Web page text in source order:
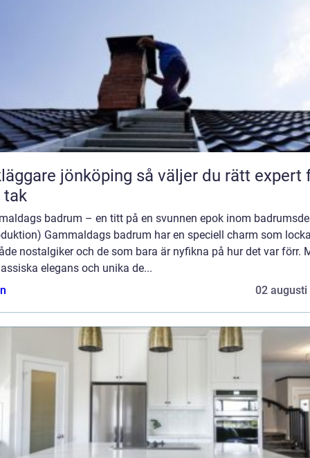
jönköping så väljer du rätt expert för
badrum – en titt på en svunnen epok inom
Gammaldags badrum har en speciell charm som
nostalgiker och de som bara är nyfikna på hur det var förr.
elegans och unika de...
02 augusti